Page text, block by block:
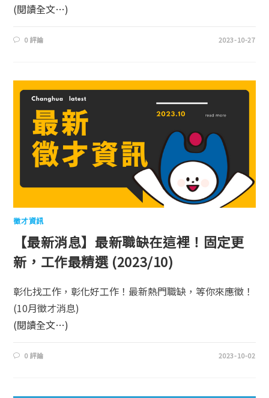
(閱讀全文…)
0 評論 2023-10-27
徵才資訊
【最新消息】最新職缺在這裡！固定更
新，工作最精選 (2023/10)
彰化找工作，彰化好工作！最新熱門職缺，等你來應徵！
(10月徵才消息)
(閱讀全文…)
0 評論 2023-10-02